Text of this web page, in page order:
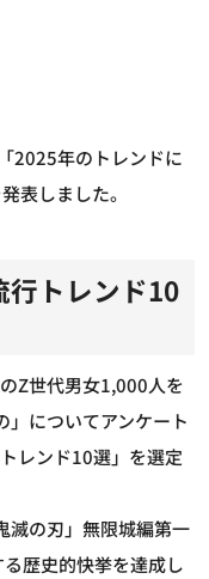
2025年のトレンドに
表しました。
行トレンド10
Z世代男女1,000人を
」についてアンケート
レンド10選」を選定
滅の刃」無限城編第一
歴史的快挙を達成し